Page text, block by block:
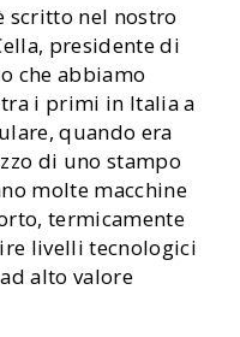
scritto nel nostro
presidente di
che abbiamo
i primi in Italia a
quando era
di uno stampo
molte macchine
termicamente
livelli tecnologici
alto valore